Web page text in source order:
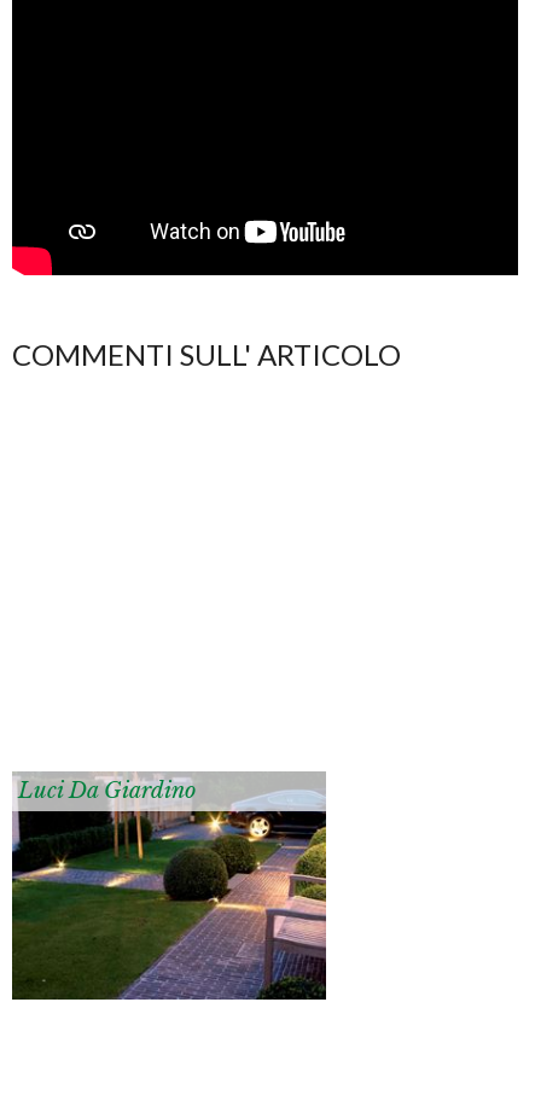
COMMENTI SULL' ARTICOLO
Luci Da Giardino